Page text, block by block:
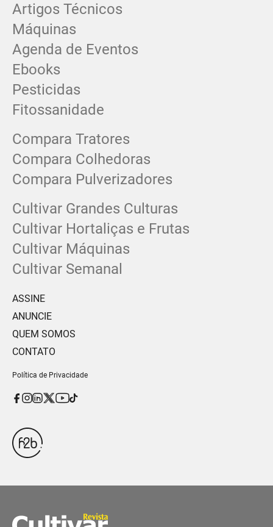
Artigos Técnicos
Máquinas
Agenda de Eventos
Ebooks
Pesticidas
Fitossanidade
Compara Tratores
Compara Colhedoras
Compara Pulverizadores
Cultivar Grandes Culturas
Cultivar Hortaliças e Frutas
Cultivar Máquinas
Cultivar Semanal
ASSINE
ANUNCIE
QUEM SOMOS
CONTATO
Política de Privacidade